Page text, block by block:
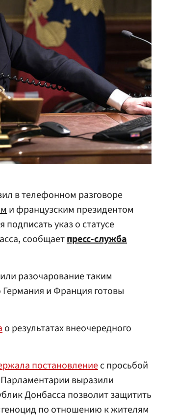
в телефонном разговоре
и французским президентом
подписать указ о статусе
сообщаетпресс-служба
разочарование таким
и Франция готовы
о результатах внеочередного
постановлениес просьбой
выразили
Донбасса позволит защитить
по отношению к жителям